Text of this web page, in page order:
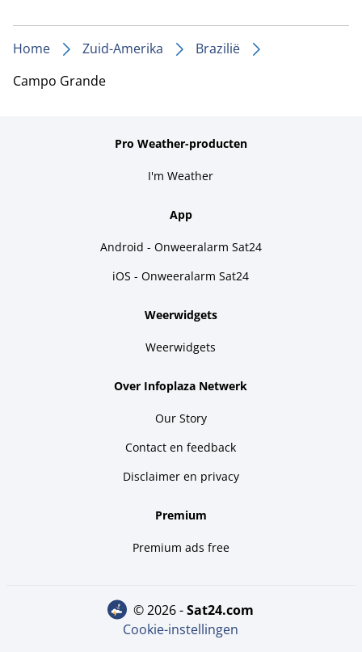
Home Zuid-Amerika
Brazilië
Campo Grande
Pro Weather-producten
I'm Weather
App
Android - Onweeralarm Sat24
iOS - Onweeralarm Sat24
Weerwidgets
Weerwidgets
Over Infoplaza Netwerk
Our Story
Contact en feedback
Disclaimer en privacy
Premium
Premium ads free
© 2026 - sat24.com
Cookie-instellingen